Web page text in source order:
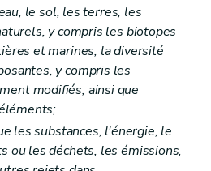
à la prévention et à la réparation
le sol, les terres, les
y compris les biotopes
et marines, la diversité
y compris les
modifiés, ainsi que
les substances, l'énergie, le
ou les déchets, les émissions,